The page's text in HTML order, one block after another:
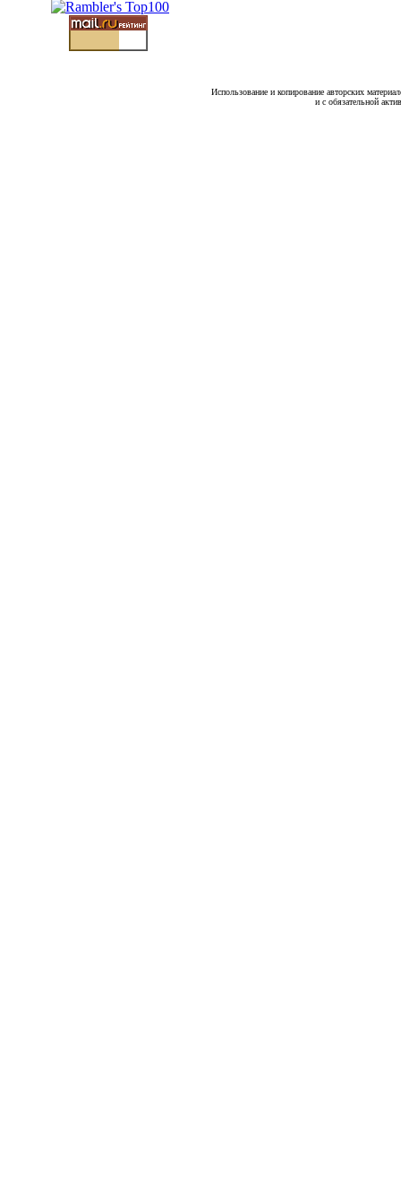
Использование и копирование авторских
и с обязательной